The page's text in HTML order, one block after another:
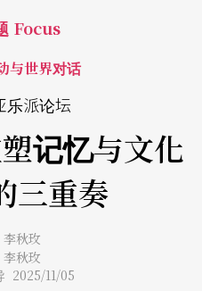
Focus
与世界对话
乐派论坛
记忆与文化
三重奏
李秋玫
李秋玫
2025/11/05